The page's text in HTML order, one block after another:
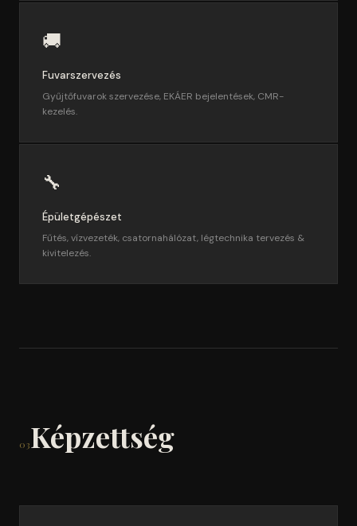
🚚
Fuvarszervezés
Gyűjtőfuvarok szervezése, EKÁER bejelentések, CMR-
kezelés.
🔧
Épületgépészet
Fűtés, vízvezeték, csatornahálózat, légtechnika tervezés &
kivitelezés.
03Képzettség